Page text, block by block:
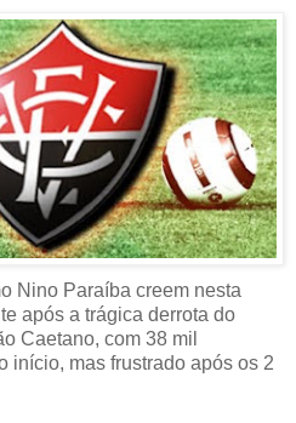
Nino Paraíba creem nesta
após a trágica derrota do
Caetano, com 38 mil
início, mas frustrado após os 2